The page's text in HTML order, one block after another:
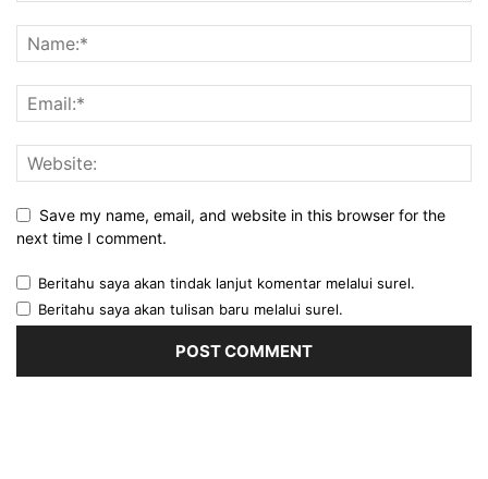
Save my name, email, and website in this browser for the
next time I comment.
Beritahu saya akan tindak lanjut komentar melalui surel.
Beritahu saya akan tulisan baru melalui surel.